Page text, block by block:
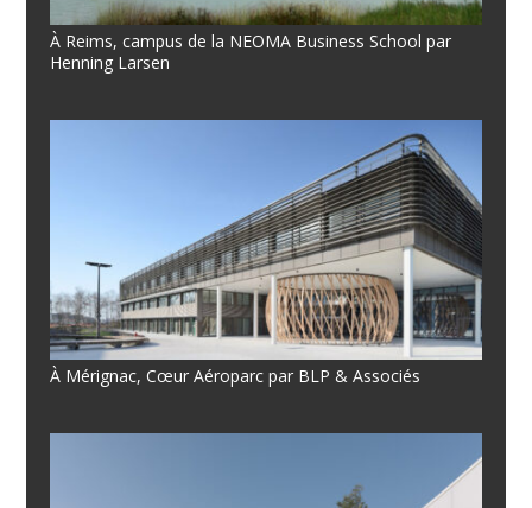
À Reims, campus de la NEOMA Business School par
Henning Larsen
À Mérignac, Cœur Aéroparc par BLP & Associés